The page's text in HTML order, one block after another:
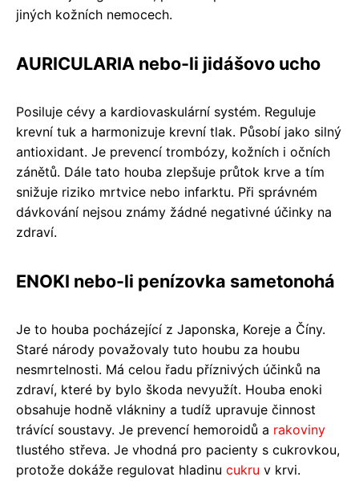
jiných kožních nemocech.
AURICULARIA nebo-li jidášovo ucho
Posiluje cévy a kardiovaskulární systém. Reguluje
krevní tuk a harmonizuje krevní tlak. Působí jako silný
antioxidant. Je prevencí trombózy, kožních i očních
zánětů. Dále tato houba zlepšuje průtok krve a tím
snižuje riziko mrtvice nebo infarktu. Při správném
dávkování nejsou známy žádné negativné účinky na
zdraví.
ENOKI nebo-li penízovka sametonohá
Je to houba pocházející z Japonska, Koreje a Číny.
Staré národy považovaly tuto houbu za houbu
nesmrtelnosti. Má celou řadu příznivých účinků na
zdraví, které by bylo škoda nevyužít. Houba enoki
obsahuje hodně vlákniny a tudíž upravuje činnost
trávící soustavy. Je prevencí hemoroidů a rakoviny
tlustého střeva. Je vhodná pro pacienty s cukrovkou,
protože dokáže regulovat hladinu cukru v krvi.